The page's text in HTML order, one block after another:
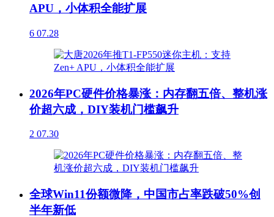
APU，小体积全能扩展
6 07.28
2026年PC硬件价格暴涨：内存翻五倍、整机涨
价超六成，DIY装机门槛飙升
2 07.30
全球Win11份额微降，中国市占率跌破50%创
半年新低